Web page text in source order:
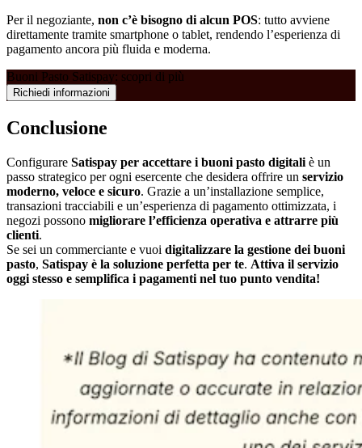
Per il negoziante, non c’è bisogno di alcun POS: tutto avviene
direttamente tramite smartphone o tablet, rendendo l’esperienza di
pagamento ancora più fluida e moderna.
Buoni Pasto Satispay: scopri di più
Richiedi informazioni
Conclusione
Configurare Satispay per accettare i buoni pasto digitali è un
passo strategico per ogni esercente che desidera offrire un servizio
moderno, veloce e sicuro. Grazie a un’installazione semplice,
transazioni tracciabili e un’esperienza di pagamento ottimizzata, i
negozi possono migliorare l’efficienza operativa e attrarre più
clienti.
Se sei un commerciante e vuoi digitalizzare la gestione dei buoni
pasto, Satispay è la soluzione perfetta per te. Attiva il servizio
oggi stesso e semplifica i pagamenti nel tuo punto vendita!